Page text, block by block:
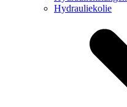
Hydrauliekolie